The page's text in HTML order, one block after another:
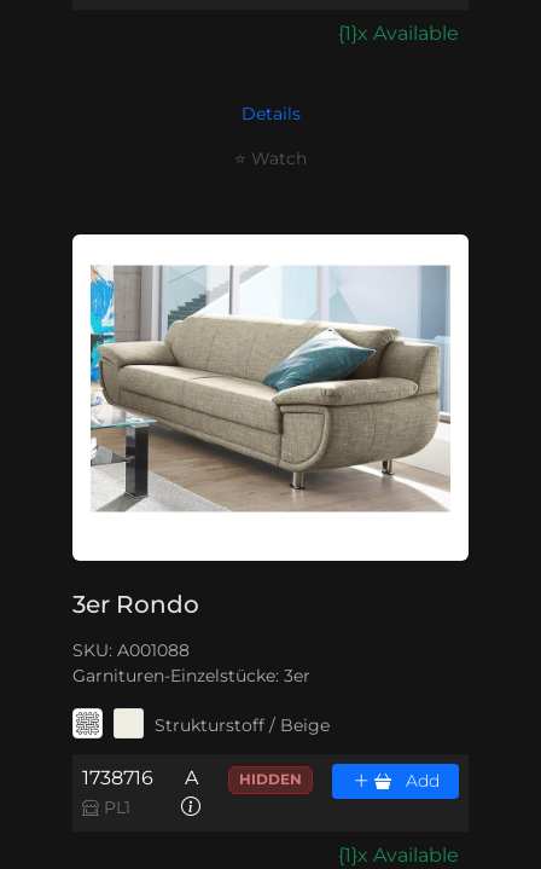
{1}x Available
Details
⭐ Watch
3er Rondo
SKU: A001088
Garnituren-Einzelstücke: 3er
Strukturstoff / Beige
1738716
PL1
A HIDDEN Add
{1}x Available